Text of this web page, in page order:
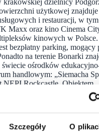
Szczegóły O
użytkowej znajduje
i restauracji, w tym
Maxx oraz kino Cinema
kinowych w Polsce.
bezpłatny parking, mogący
na terenie Bonarki
ośrodków
handlowym: „Siemacha
NEPI Rockcastle. Obiektem